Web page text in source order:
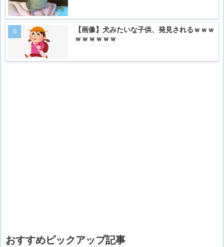
【画像】犬みたいな子供、発見されるｗｗｗ
ｗｗｗｗｗｗ
おすすめピックアップ記事